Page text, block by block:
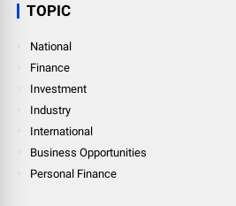
TOPIC
National
Finance
Investment
Industry
International
Business Opportunities
Personal Finance